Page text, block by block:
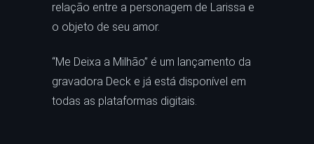
relação entre a personagem de Larissa e
o objeto de seu amor.
“Me Deixa a Milhão” é um lançamento da
gravadora Deck e já está disponível em
todas as plataformas digitais.